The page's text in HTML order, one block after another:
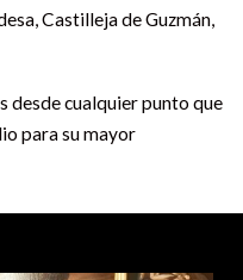
Castilleja de Guzmán,
desde cualquier punto que
para su mayor